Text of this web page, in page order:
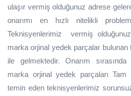
ulaşır vermiş olduğunuz adrese
onarımı en hızlı nitelikli
Teknisyenlerimiz vermiş
marka orjinal yedek parçalar bulunan
ile gelmektedir. Onarım
marka orjinal yedek parçaları Tam
temin eden teknisyenlerimiz